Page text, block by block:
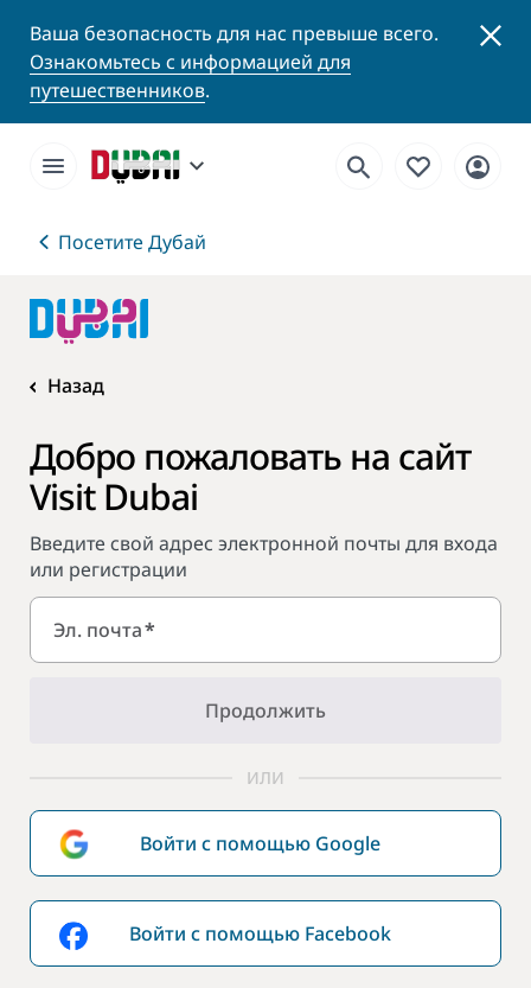
Ваша безопасность для нас превыше всего.
Ознакомьтесь с информацией для
путешественников.
Посетите Дубай
Назад
Добро пожаловать на сайт
Visit Dubai
Введите свой адрес электронной почты для входа
или регистрации
Эл. почта*
Продолжить
ИЛИ
Войти с помощью Google
Войти с помощью Facebook